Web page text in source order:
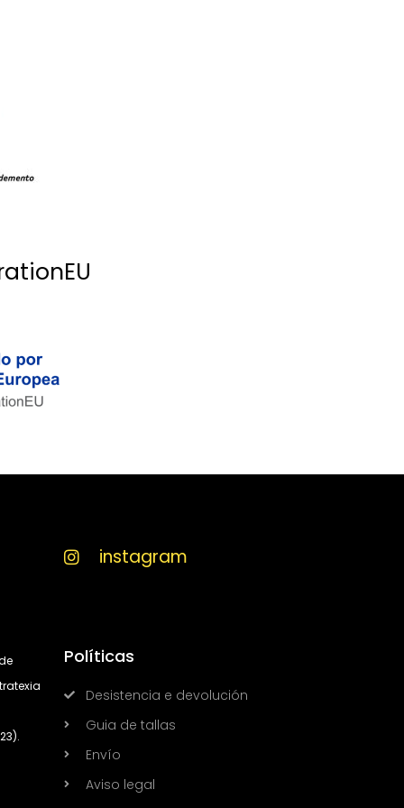
instagram
Políticas
Desistencia e devolución
Guia de tallas
Envío
Aviso legal